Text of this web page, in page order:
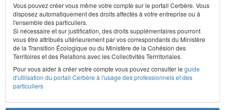
Vous pouvez créer vous même votre compte sur le portail Cerbère. Vous
disposez automatiquement des droits affectés à votre entreprise ou à
l'ensemble des particuliers.
Si nécessaire et sur justification, des droits supplémentaires pourront
vous être attribués ultérieurement par vos correspondants du Ministère
de la Transition Écologique ou du Ministère de la Cohésion des
Territoires et des Relations avec les Collectivités Terrritoriales.
Pour vous aider à créer votre compte vous pouvez consulter le guide
d'utilisation du portail Cerbère à l'usage des professionnels et des
particuliers